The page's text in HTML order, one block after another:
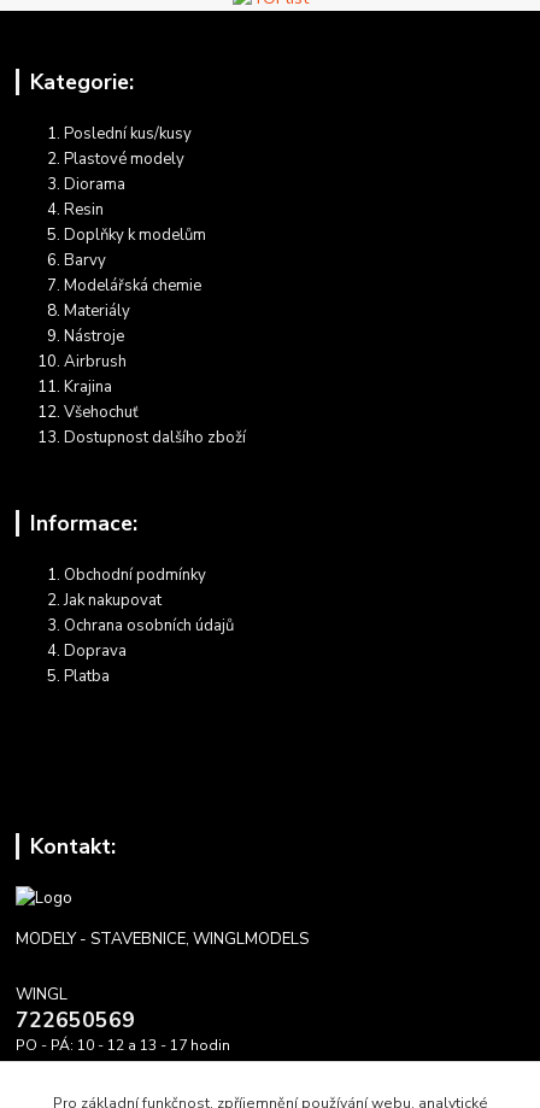
Kategorie:
Poslední kus/kusy
Plastové modely
Diorama
Resin
Doplňky k modelům
Barvy
Modelářská chemie
Materiály
Nástroje
Airbrush
Krajina
Všehochuť
Dostupnost dalšího zboží
Informace:
Obchodní podmínky
Jak nakupovat
Ochrana osobních údajů
Doprava
Platba
Kontakt:
MODELY - STAVEBNICE, WINGLMODELS
WINGL
722650569
PO - PÁ: 10 - 12 a 13 - 17 hodin
Pro základní funkčnost, zpříjemnění používání webu, analytické